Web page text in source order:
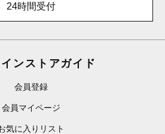
24時間受付
ンストアガイド
会員登録
会員マイページ
気に入りリスト